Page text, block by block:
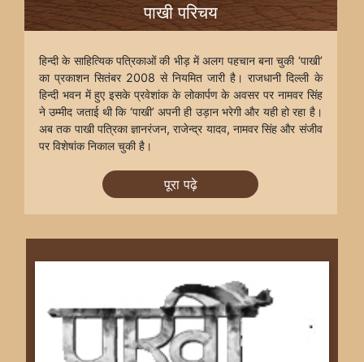
पाखी परिचय
हिन्दी के साहित्यिक पत्रिकाओं की भीड़ में अलग पहचान बना चुकी ‘पाखी’
का प्रकाशन सितंबर 2008 से नियमित जारी है। राजधानी दिल्ली के
हिन्दी भवन में हुए इसके प्रवेशांक के लोकार्पण के अवसर पर नामवर सिंह
ने उम्मीद जताई थी कि ‘पाखी’ अपनी ही उड़ान भरेगी और यही हो रहा है।
अब तक पाखी पत्रिका ज्ञानरंजन, राजेन्द्र यादव, नामवर सिंह और संजीव
पर विशेषांक निकाल चुकी है।
पूरा पढ़े